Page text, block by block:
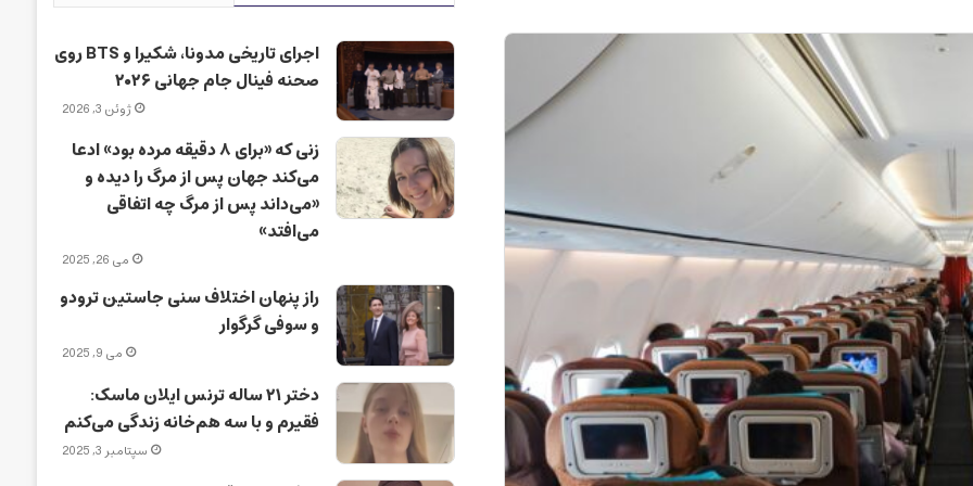
اجرای تاریخی مدونا، شکیرا و BTS روی
صحنه فینال جام جهانی ۲۰۲۶
ژوئن 3, 2026
زنی که «برای ۸ دقیقه مرده بود» ادعا
می‌کند جهان پس از مرگ را دیده و
«می‌داند پس از مرگ چه اتفاقی
می‌افتد»
می 26, 2025
راز پنهان اختلاف سنی جاستین ترودو
و سوفی گرگوار
می 9, 2025
دختر ۲۱ ساله ترنس ایلان ماسک:
فقیرم و با سه هم‌خانه زندگی می‌کنم
سپتامبر 3, 2025